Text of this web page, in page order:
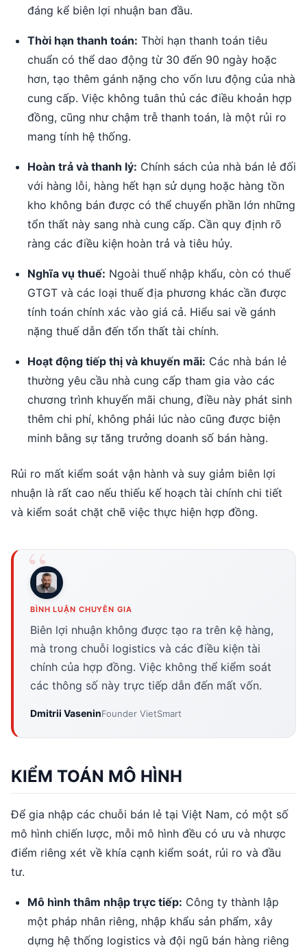
đáng kể biên lợi nhuận ban đầu.
Thời hạn thanh toán: Thời hạn thanh toán tiêu
chuẩn có thể dao động từ 30 đến 90 ngày hoặc
hơn, tạo thêm gánh nặng cho vốn lưu động của nhà
cung cấp. Việc không tuân thủ các điều khoản hợp
đồng, cũng như chậm trễ thanh toán, là một rủi ro
mang tính hệ thống.
Hoàn trả và thanh lý: Chính sách của nhà bán lẻ đối
với hàng lỗi, hàng hết hạn sử dụng hoặc hàng tồn
kho không bán được có thể chuyển phần lớn những
tổn thất này sang nhà cung cấp. Cần quy định rõ
ràng các điều kiện hoàn trả và tiêu hủy.
Nghĩa vụ thuế: Ngoài thuế nhập khẩu, còn có thuế
GTGT và các loại thuế địa phương khác cần được
tính toán chính xác vào giá cả. Hiểu sai về gánh
nặng thuế dẫn đến tổn thất tài chính.
Hoạt động tiếp thị và khuyến mãi: Các nhà bán lẻ
thường yêu cầu nhà cung cấp tham gia vào các
chương trình khuyến mãi chung, điều này phát sinh
thêm chi phí, không phải lúc nào cũng được biện
minh bằng sự tăng trưởng doanh số bán hàng.
Rủi ro mất kiểm soát vận hành và suy giảm biên lợi
nhuận là rất cao nếu thiếu kế hoạch tài chính chi tiết
và kiểm soát chặt chẽ việc thực hiện hợp đồng.
BÌNH LUẬN CHUYÊN GIA
Biên lợi nhuận không được tạo ra trên kệ hàng,
mà trong chuỗi logistics và các điều kiện tài
chính của hợp đồng. Việc không thể kiểm soát
các thông số này trực tiếp dẫn đến mất vốn.
Dmitrii VaseninFounder VietSmart
KIỂM TOÁN MÔ HÌNH
Để gia nhập các chuỗi bán lẻ tại Việt Nam, có một số
mô hình chiến lược, mỗi mô hình đều có ưu và nhược
điểm riêng xét về khía cạnh kiểm soát, rủi ro và đầu
tư.
Mô hình thâm nhập trực tiếp: Công ty thành lập
một pháp nhân riêng, nhập khẩu sản phẩm, xây
dựng hệ thống logistics và đội ngũ bán hàng riêng